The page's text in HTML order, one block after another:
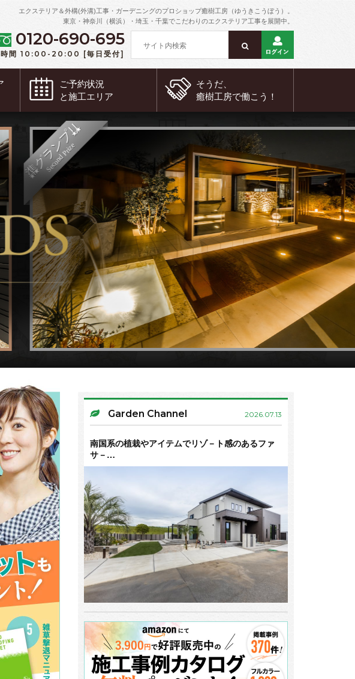
エクステリア＆外構(外溝)工事・ガーデニングのプロショップ癒樹工房（ゆうきこうぼう）。
東京・神奈川（横浜）・埼玉・千葉でこだわりのエクステリア工事を展開中。
0120-690-695
時間 10:00-20:00 [毎日受付]
ご予約状況
と施工エリア
そうだ、
癒樹工房で働こう！
Bronze
Garden Channel 2026.07.13
南国系の植栽やアイテムでリゾ－ト感のあるファ
サ－…